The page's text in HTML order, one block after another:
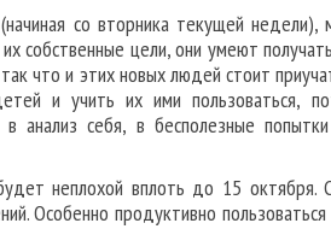
со вторника текущей
собственные цели, они умеют
что и этих новых людей стоит
и учить их ими пользоваться,
в анализ себя, в бесполезные
неплохой вплоть до 15 октября.
Особенно продуктивно